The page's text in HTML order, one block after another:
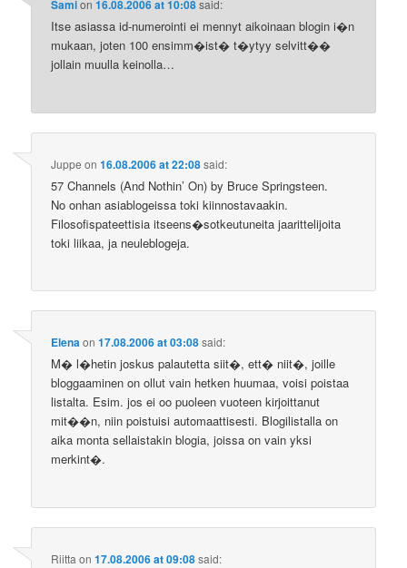
Samion16.08.2006 at 10:08said:
Itse asiassa id-numerointi ei mennyt aikoinaan blogin i�n
mukaan, joten 100 ensimm�ist� t�ytyy selvitt��
jollain muulla keinolla…
Juppe on16.08.2006 at 22:08said:
57 Channels (And Nothin’ On) by Bruce Springsteen.
No onhan asiablogeissa toki kiinnostavaakin.
Filosofispateettisia itseens�sotkeutuneita jaarittelijoita
toki liikaa, ja neuleblogeja.
Elenaon17.08.2006 at 03:08said:
M� l�hetin joskus palautetta siit�, ett� niit�, joille
bloggaaminen on ollut vain hetken huumaa, voisi poistaa
listalta. Esim. jos ei oo puoleen vuoteen kirjoittanut
mit��n, niin poistuisi automaattisesti. Blogilistalla on
aika monta sellaistakin blogia, joissa on vain yksi
merkint�.
Riitta on17.08.2006 at 09:08said: